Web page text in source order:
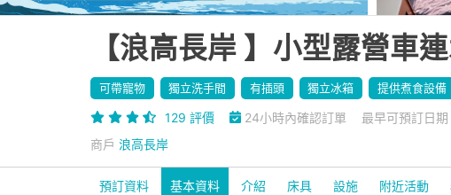
【浪高長岸 】小型露營車
可帶寵物 獨立洗手間 有插頭 獨立冰箱 提供煮食設備
129 評價 24小時內確認訂單 最早可預訂日
商戶 浪高長岸
預訂資料 基本資料 介紹 床具 設施 附近活動